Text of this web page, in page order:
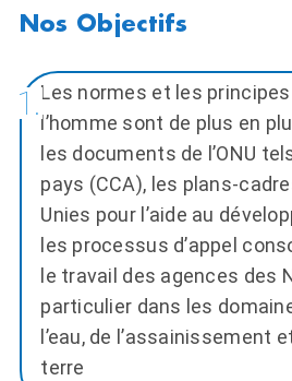
Les normes et les
l’homme sont de plus en
les documents de l’ONU
pays (CCA), les plans-
Unies pour l’aide au
les processus d’appel
le travail des agences des
particulier dans les
l’eau, de l’assainissement
terre